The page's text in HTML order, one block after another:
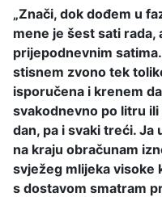
„Znači, dok dođem u
mene je šest sati rada,
prijepodnevnim
stisnem zvono tek
isporučena i krenem
svakodnevno po litru
dan, pa i svaki treći.
na kraju obračunam
svježeg mlijeka visoke
s dostavom smatram